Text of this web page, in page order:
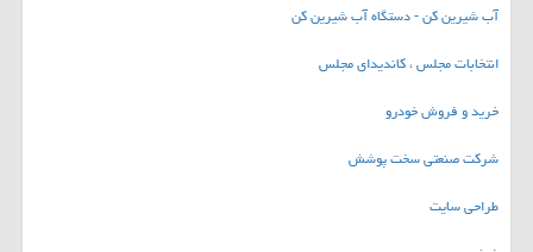
آب شیرین کن - دستگاه آب شیرین کن
انتخابات مجلس ، کاندیدای مجلس
خرید و فروش خودرو
شرکت صنعتی سخت پوشش
طراحی سایت